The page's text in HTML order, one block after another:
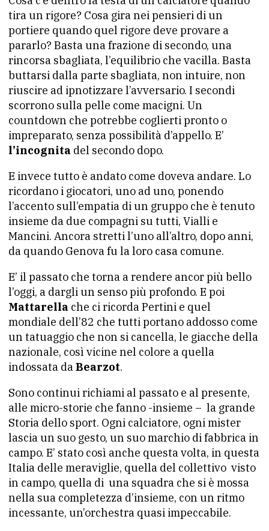
tira un rigore? Cosa gira nei pensieri di un
portiere quando quel rigore deve provare a
pararlo? Basta una frazione di secondo, una
rincorsa sbagliata, l’equilibrio che vacilla. Basta
buttarsi dalla parte sbagliata, non intuire, non
riuscire ad ipnotizzare l’avversario. I secondi
scorrono sulla pelle come macigni. Un
countdown che potrebbe coglierti pronto o
impreparato, senza possibilità d’appello. E’
l’incognita del secondo dopo.
E invece tutto è andato come doveva andare. Lo
ricordano i giocatori, uno ad uno, ponendo
l’accento sull’empatia di un gruppo che è tenuto
insieme da due compagni su tutti, Vialli e
Mancini. Ancora stretti l’uno all’altro, dopo anni,
da quando Genova fu la loro casa comune.
E’ il passato che torna a rendere ancor più bello
l’oggi, a dargli un senso più profondo. E poi
Mattarella che ci ricorda Pertini e quel
mondiale dell’82 che tutti portano addosso come
un tatuaggio che non si cancella, le giacche della
nazionale, così vicine nel colore a quella
indossata daBearzot.
Sono continui richiami al passato e al presente,
alle micro-storie che fanno -insieme – la grande
Storia dello sport. Ogni calciatore, ogni mister
lascia un suo gesto, un suo marchio di fabbrica in
campo. E’ stato così anche questa volta, in questa
Italia delle meraviglie, quella del collettivo visto
in campo, quella di una squadra che si è mossa
nella sua completezza d’insieme, con un ritmo
incessante, un’orchestra quasi impeccabile.